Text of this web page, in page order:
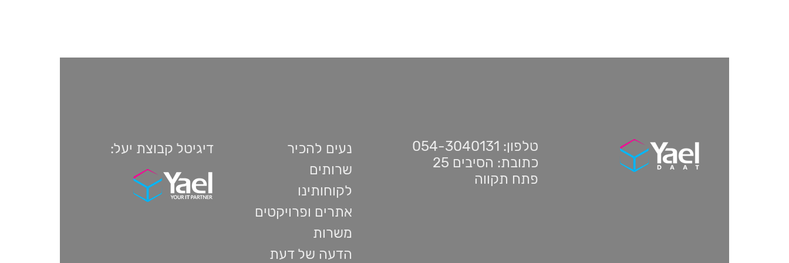
טלפון: 054-3040131
כתובת: הסיבים 25
פתח תקווה
נעים להכיר
שרותים
לקוחותינו
אתרים ופרויקטים
משרות
הדעה של דעת
דיגיטל קבוצת יעל: